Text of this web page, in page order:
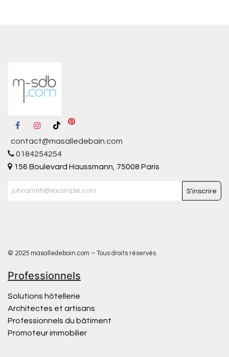
contact@masalledebain.com
0184254254
156 Boulevard Haussmann, 75008 Paris
S'inscrire
© 2025 masalledebain.com – Tous droits réservés
Professionnels
Solutions hôtellerie
Architectes et artisans
Professionnels du bâtiment
Promoteur immobilier